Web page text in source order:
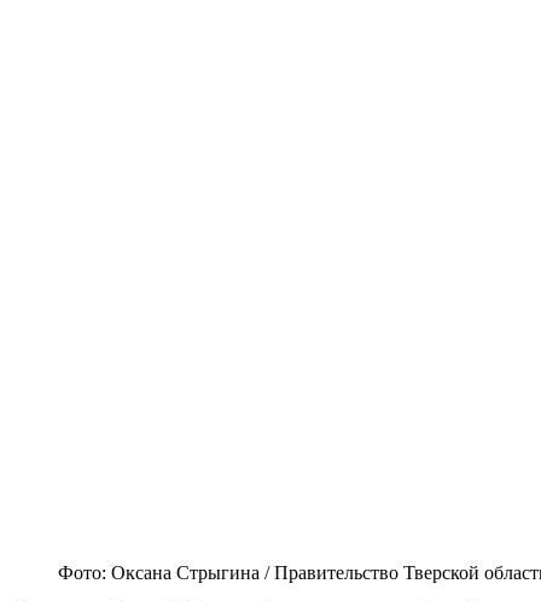
Фото: Оксана Стрыгина / Правительство Тверской